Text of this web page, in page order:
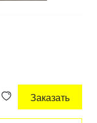
Заказать